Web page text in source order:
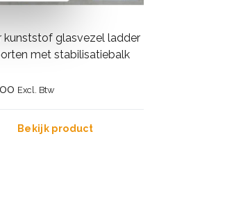
kunststof glasvezel ladder
met stabilisatiebalk
Excl. Btw
Bekijk product